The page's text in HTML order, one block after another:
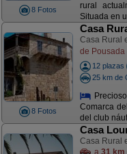
8 Fotos
rural
Situada en
8 Fotos
Casa
Casa Rural
de Pousada
12 plazas
25 km de
Comarca
del club
Casa
Casa Rural
a 31 km